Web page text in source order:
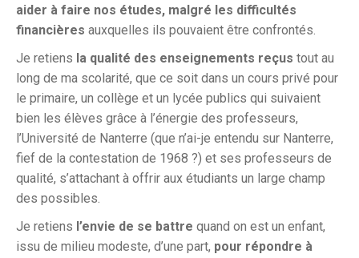
aider à faire nos études, malgré les difficultés
financières auxquelles ils pouvaient être confrontés.
Je retiens la qualité des enseignements reçus tout au
long de ma scolarité, que ce soit dans un cours privé pour
le primaire, un collège et un lycée publics qui suivaient
bien les élèves grâce à l’énergie des professeurs,
l’Université de Nanterre (que n’ai-je entendu sur Nanterre,
fief de la contestation de 1968 ?) et ses professeurs de
qualité, s’attachant à offrir aux étudiants un large champ
des possibles.
Je retiens l’envie de se battre quand on est un enfant,
issu de milieu modeste, d’une part, pour répondre à